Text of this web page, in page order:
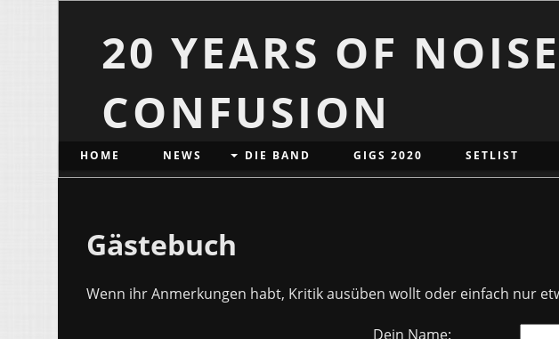
20 YEARS OF
CONFUSION
HOME NEWS DIE BAND GIGS 2020 SETLIST
Gästebuch
Wenn ihr Anmerkungen habt, Kritik ausüben wollt oder einfach nur
Dein Name: